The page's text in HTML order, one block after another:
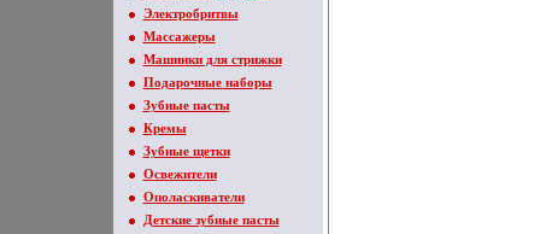
Электробритвы
Массажеры
Машинки для стрижки
Подарочные наборы
Зубные пасты
Кремы
Зубные щетки
Освежители
Ополаскиватели
Детские зубные пасты